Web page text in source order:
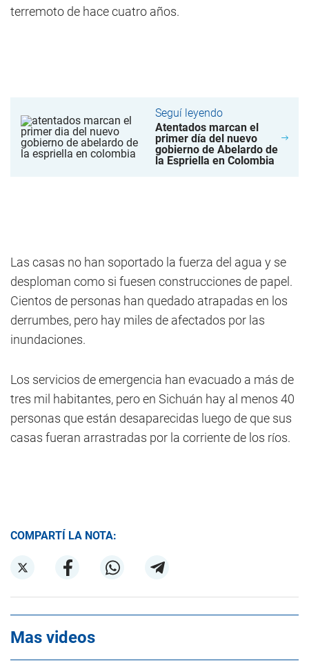
terremoto de hace cuatro años.
Seguí leyendo
Atentados marcan el
primer día del nuevo
gobierno de Abelardo de
la Espriella en Colombia
Las casas no han soportado la fuerza del agua y se
desploman como si fuesen construcciones de papel.
Cientos de personas han quedado atrapadas en los
derrumbes, pero hay miles de afectados por las
inundaciones.
Los servicios de emergencia han evacuado a más de
tres mil habitantes, pero en Sichuán hay al menos 40
personas que están desaparecidas luego de que sus
casas fueran arrastradas por la corriente de los ríos.
COMPARTÍ LA NOTA:
Mas videos